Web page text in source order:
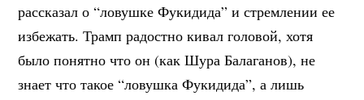
рассказал о “ловушке Фукидида” и стремлении ее
избежать. Трамп радостно кивал головой, хотя
было понятно что он (как Шура Балаганов), не
знает что такое “ловушка Фукидида”, а лишь